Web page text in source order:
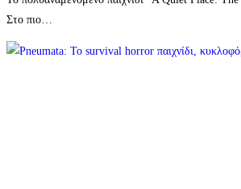
Στο πιο…